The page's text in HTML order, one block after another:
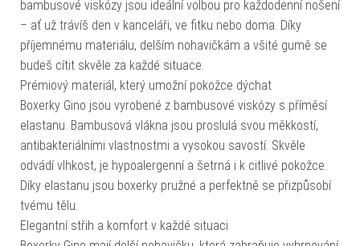
bambusové viskózy jsou ideální volbou pro každodenní nošení
– ať už trávíš den v kanceláři, ve fitku nebo doma. Díky
příjemnému materiálu, delším nohavičkám a všité gumě se
budeš cítit skvěle za každé situace.
Prémiový materiál, který umožní pokožce dýchat
Boxerky Gino jsou vyrobené z bambusové viskózy s příměsí
elastanu. Bambusová vlákna jsou proslulá svou měkkostí,
antibakteriálními vlastnostmi a vysokou savostí. Skvěle
odvádí vlhkost, je hypoalergenní a šetrná i k citlivé pokožce.
Díky elastanu jsou boxerky pružné a perfektně se přizpůsobí
tvému tělu.
Elegantní střih a komfort v každé situaci